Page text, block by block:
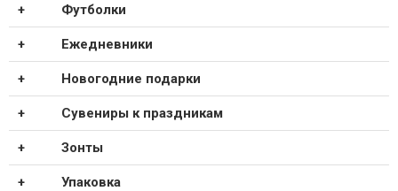
Футболки
Ежедневники
Новогодние подарки
Сувениры к праздникам
Зонты
Упаковка